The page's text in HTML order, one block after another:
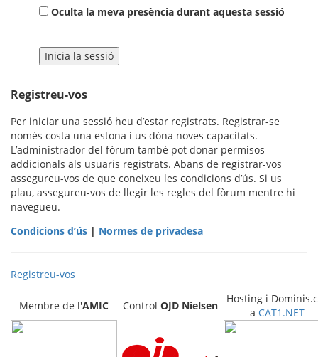
Oculta la meva presència durant aquesta sessió
Registreu-vos
Per iniciar una sessió heu d’estar registrats. Registrar-se
només costa una estona i us dóna noves capacitats.
L’administrador del fòrum també pot donar permisos
addicionals als usuaris registrats. Abans de registrar-vos
assegureu-vos de que coneixeu les condicions d’ús. Si us
plau, assegureu-vos de llegir les regles del fòrum mentre hi
navegueu.
Condicions d’ús | Normes de privadesa
Registreu-vos
Membre de l'AMIC Control OJD Nielsen
Hosting i
a CAT1.NET